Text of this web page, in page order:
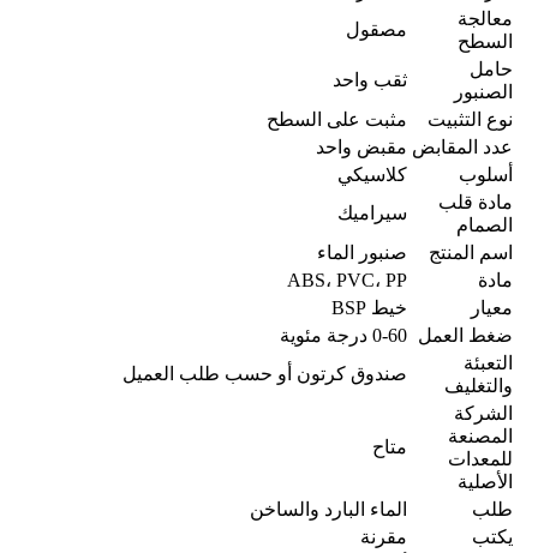
معالجة
السطح
مصقول
حامل
الصنبور
ثقب واحد
نوع التثبيت
مثبت على السطح
عدد المقابض مقبض واحد
أسلوب
كلاسيكي
مادة قلب
الصمام
سيراميك
اسم المنتج
صنبور الماء
مادة
ABS، PVC، PP
معيار
خيط BSP
ضغط العمل 0-60 درجة مئوية
التعبئة
والتغليف
صندوق كرتون أو حسب طلب العميل
الشركة
المصنعة
للمعدات
الأصلية
متاح
طلب
الماء البارد والساخن
يكتب
مقرنة